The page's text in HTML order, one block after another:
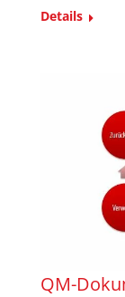
Details
QM-